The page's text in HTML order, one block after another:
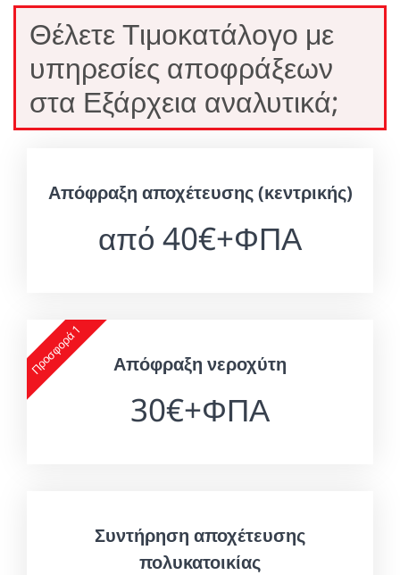
Θέλετε Τιμοκατάλογο με
υπηρεσίες αποφράξεων
στα Εξάρχεια αναλυτικά;
Απόφραξη αποχέτευσης (κεντρικής)
από 40€+ΦΠΑ
Προσφορά 1 Απόφραξη νεροχύτη
30€+ΦΠΑ
Συντήρηση αποχέτευσης
πολυκατοικίας